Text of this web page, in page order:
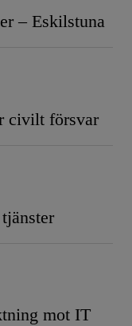
– Eskilstuna
civilt försvar
mot IT